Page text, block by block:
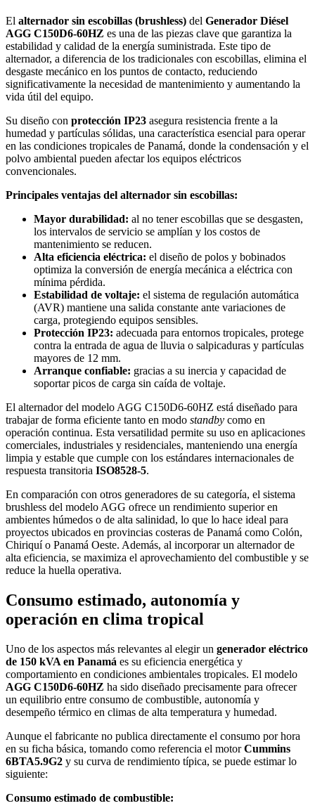
El alternador sin escobillas (brushless) del Generador Diésel
AGG C150D6-60HZ es una de las piezas clave que garantiza la
estabilidad y calidad de la energía suministrada. Este tipo de
alternador, a diferencia de los tradicionales con escobillas, elimina el
desgaste mecánico en los puntos de contacto, reduciendo
significativamente la necesidad de mantenimiento y aumentando la
vida útil del equipo.
Su diseño con protección IP23 asegura resistencia frente a la
humedad y partículas sólidas, una característica esencial para operar
en las condiciones tropicales de Panamá, donde la condensación y el
polvo ambiental pueden afectar los equipos eléctricos
convencionales.
Principales ventajas del alternador sin escobillas:
Mayor durabilidad: al no tener escobillas que se desgasten,
los intervalos de servicio se amplían y los costos de
mantenimiento se reducen.
Alta eficiencia eléctrica: el diseño de polos y bobinados
optimiza la conversión de energía mecánica a eléctrica con
mínima pérdida.
Estabilidad de voltaje: el sistema de regulación automática
(AVR) mantiene una salida constante ante variaciones de
carga, protegiendo equipos sensibles.
Protección IP23: adecuada para entornos tropicales, protege
contra la entrada de agua de lluvia o salpicaduras y partículas
mayores de 12 mm.
Arranque confiable: gracias a su inercia y capacidad de
soportar picos de carga sin caída de voltaje.
El alternador del modelo AGG C150D6-60HZ está diseñado para
trabajar de forma eficiente tanto en modo standby como en
operación continua. Esta versatilidad permite su uso en aplicaciones
comerciales, industriales y residenciales, manteniendo una energía
limpia y estable que cumple con los estándares internacionales de
respuesta transitoria ISO8528-5.
En comparación con otros generadores de su categoría, el sistema
brushless del modelo AGG ofrece un rendimiento superior en
ambientes húmedos o de alta salinidad, lo que lo hace ideal para
proyectos ubicados en provincias costeras de Panamá como Colón,
Chiriquí o Panamá Oeste. Además, al incorporar un alternador de
alta eficiencia, se maximiza el aprovechamiento del combustible y se
reduce la huella operativa.
Consumo estimado, autonomía y
operación en clima tropical
Uno de los aspectos más relevantes al elegir un generador eléctrico
de 150 kVA en Panamá es su eficiencia energética y
comportamiento en condiciones ambientales tropicales. El modelo
AGG C150D6-60HZ ha sido diseñado precisamente para ofrecer
un equilibrio entre consumo de combustible, autonomía y
desempeño térmico en climas de alta temperatura y humedad.
Aunque el fabricante no publica directamente el consumo por hora
en su ficha básica, tomando como referencia el motorCummins
6BTA5.9G2 y su curva de rendimiento típica, se puede estimar lo
siguiente:
Consumo estimado de combustible: